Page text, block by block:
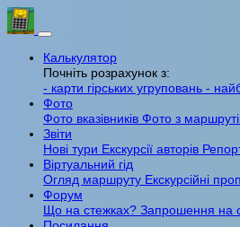
Калькулятор
Почніть розрахунок з:
- карти гірських угруповань -
Фото
Фото вказівників Фото з
Звіти
Нові тури Екскурсії авторів
Віртуальний гід
Огляд маршруту Екскурсійні
Форум
Що на стежках? Запрошення на